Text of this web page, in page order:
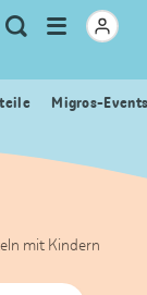
Meta
Navigation
Suche
Menu
öffnen
Migros-
mit Kindern